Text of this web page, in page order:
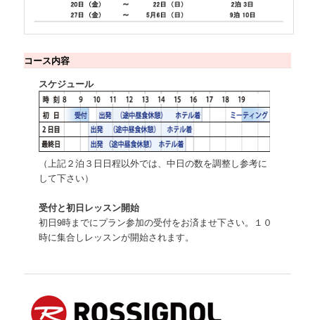
コース内容
スケジュール
（上記２泊３日日程以外では、中日の数を調整し参考に
して下さい）
受付と初日レッスン開始
初日9時までにプラン参加の受付をお済ませ下さい。１０
時に集合しレッスンが開始されます。